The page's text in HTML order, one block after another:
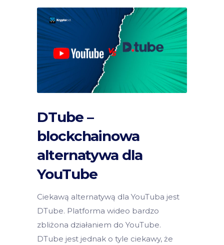
DTube –
blockchainowa
alternatywa dla
YouTube
Ciekawą alternatywą dla YouTuba jest
DTube. Platforma wideo bardzo
zbliżona działaniem do YouTube.
DTube jest jednak o tyle ciekawy, że